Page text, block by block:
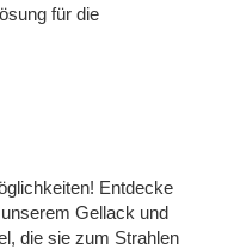
für die
Entdecke
Gellack und
die sie zum Strahlen